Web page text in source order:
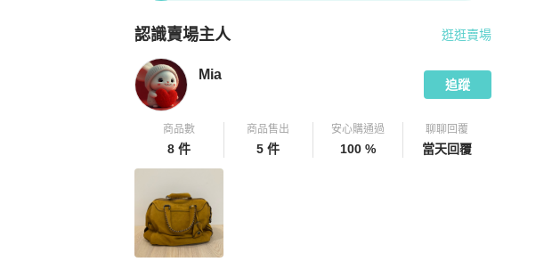
認識賣場主人
PopChill 拍拍圈嚴選賣家
逛逛賣場
Mia
追蹤
商品數
8 件
商品售出
5 件
安心購通過
100 %
聊聊回覆
當天回覆